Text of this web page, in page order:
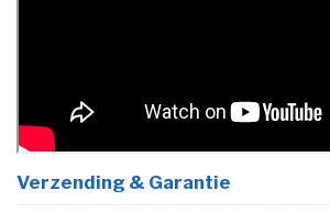
Verzending & Garantie